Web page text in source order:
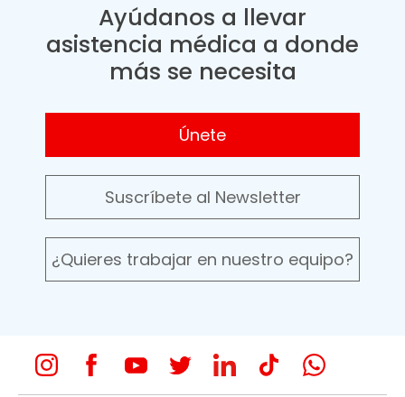
Ayúdanos a llevar
asistencia médica a donde
más se necesita
Únete
Suscríbete al Newsletter
¿Quieres trabajar en nuestro equipo?